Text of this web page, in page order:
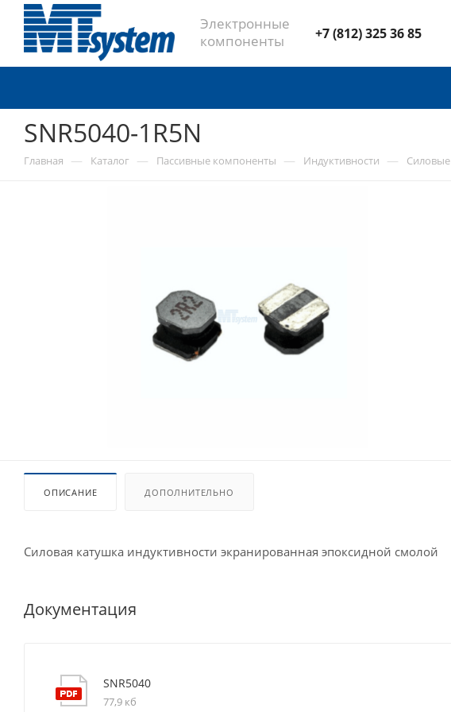
Электронные
компоненты
+7 (812) 325 36 85
SNR5040-1R5N
Главная — Каталог — Пассивные компоненты — Индуктивности — Силовые
ОПИСАНИЕ ДОПОЛНИТЕЛЬНО
Силовая катушка индуктивности экранированная эпоксидной смолой
Документация
SNR5040
77,9 кб